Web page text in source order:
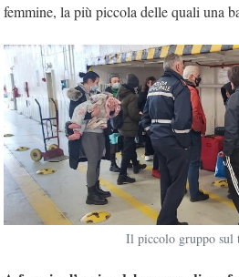
femmine, la più piccola delle quali una
Il piccolo gruppo sul